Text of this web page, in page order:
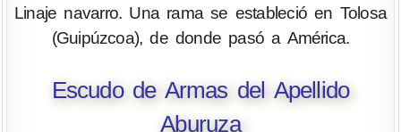
Linaje navarro. Una rama se estableció en Tolosa
(Guipúzcoa), de donde pasó a América.
Escudo de Armas del Apellido
Aburuza